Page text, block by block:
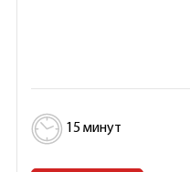
15 минут